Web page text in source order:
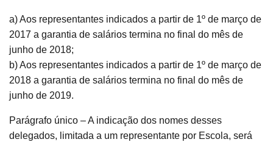
a) Aos representantes indicados a partir de 1º de março de
2017 a garantia de salários termina no final do mês de
junho de 2018;
b) Aos representantes indicados a partir de 1º de março de
2018 a garantia de salários termina no final do mês de
junho de 2019.
Parágrafo único – A indicação dos nomes desses
delegados, limitada a um representante por Escola, será